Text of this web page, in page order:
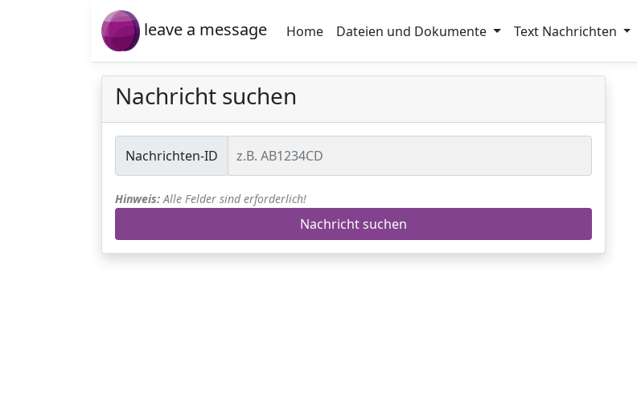
leave a message Home Dateien und Dokumente Text Nachrichten
Nachricht suchen
Nachrichten-ID
Hinweis:Alle Felder sind erforderlich!